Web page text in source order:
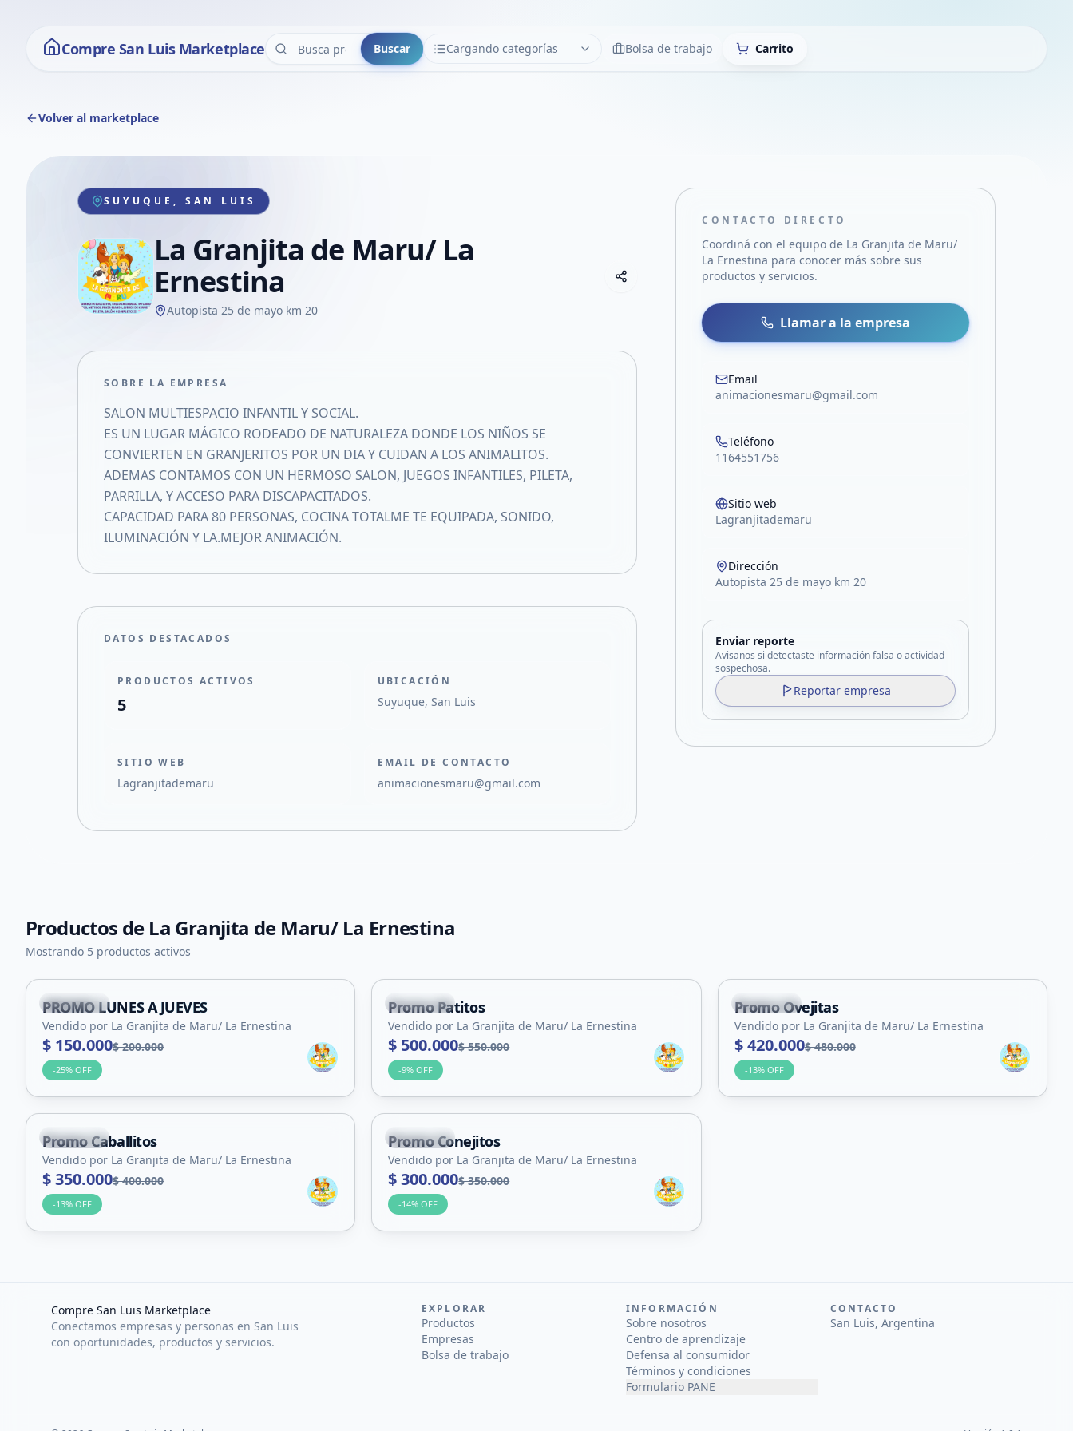
Compre San Luis Marketplace Buscar Cargando categorías
CATEGORÍAS LimpiarBolsa de trabajo Carrito
Volver al marketplace
SUYUQUE, SAN LUIS
La Granjita de Maru/ La
Ernestina
Autopista 25 de mayo km 20
Compartir empresa
Compartir por WhatsApp
Compartir por mail
Compartir en Facebook
SOBRE LA EMPRESA
SALON MULTIESPACIO INFANTIL Y SOCIAL.
ES UN LUGAR MÁGICO RODEADO DE NATURALEZA DONDE LOS NIÑOS SE
CONVIERTEN EN GRANJERITOS POR UN DIA Y CUIDAN A LOS ANIMALITOS.
ADEMAS CONTAMOS CON UN HERMOSO SALON, JUEGOS INFANTILES, PILETA,
PARRILLA, Y ACCESO PARA DISCAPACITADOS.
CAPACIDAD PARA 80 PERSONAS, COCINA TOTALME TE EQUIPADA, SONIDO,
ILUMINACIÓN Y LA.MEJOR ANIMACIÓN.
DATOS DESTACADOS
PRODUCTOS ACTIVOS
5
UBICACIÓN
Suyuque, San Luis
SITIO WEB
Lagranjitademaru
EMAIL DE CONTACTO
animacionesmaru@gmail.com
CONTACTO DIRECTO
Coordiná con el equipo de La Granjita de Maru/
La Ernestina para conocer más sobre sus
productos y servicios.
Llamar a la empresa
Email
animacionesmaru@gmail.com
Teléfono
1164551756
Sitio web
Lagranjitademaru
Dirección
Autopista 25 de mayo km 20
Enviar reporte
Avisanos si detectaste información falsa o actividad
sospechosa.
Reportar empresa
Productos de La Granjita de Maru/ La Ernestina
Mostrando 5 productos activos
Suyuque
Servicio
PROMO LUNES A JUEVES
Vendido por La Granjita de Maru/ La Ernestina
$ 150.000$ 200.000
-25% OFF
Suyuque
Servicio
Promo Patitos
Vendido por La Granjita de Maru/ La Ernestina
$ 500.000$ 550.000
-9% OFF
Suyuque
Servicio
Promo Ovejitas
Vendido por La Granjita de Maru/ La Ernestina
$ 420.000$ 480.000
-13% OFF
Suyuque
Servicio
Promo Caballitos
Vendido por La Granjita de Maru/ La Ernestina
$ 350.000$ 400.000
-13% OFF
Suyuque
Servicio
Promo Conejitos
Vendido por La Granjita de Maru/ La Ernestina
$ 300.000$ 350.000
-14% OFF
Compre San Luis Marketplace
Conectamos empresas y personas en San Luis
con oportunidades, productos y servicios.
EXPLORAR
Productos
Empresas
Bolsa de trabajo
INFORMACIÓN
Sobre nosotros
Centro de aprendizaje
Defensa al consumidor
Términos y condiciones
Formulario PANE
CONTACTO
San Luis, Argentina